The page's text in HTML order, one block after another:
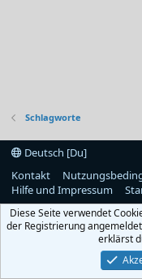
Schlagworte
Deutsch [Du]
Kontakt
Hilfe und Impressum
Diese Seite verwendet
der Registrierung
erklärst